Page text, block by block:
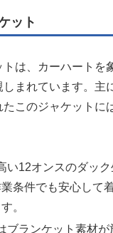
ット
は、カーハートを
まれています。主
このジャケットに
い12オンスのダッ
条件でも安心して
。
ブランケット素材が